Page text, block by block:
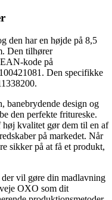
den har en højde på 8,5
Den tilhører
kode på
Den specifikke
banebrydende design og
den perfekte fritureske.
kvalitet gør dem til en af
på markedet. Når
sikker på at få et produkt,
vil gøre din madlavning
OXO som dit